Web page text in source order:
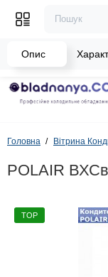
Головна Вітрина
POLAIR
TOP
Опис